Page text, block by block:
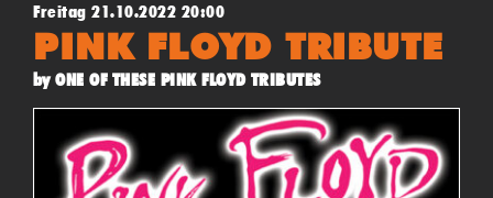
Freitag 21.10.2022 20:00
PINK FLOYD TRIBUTE
by ONE OF THESE PINK FLOYD TRIBUTES